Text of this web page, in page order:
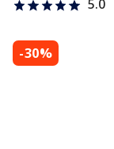
5.0
-30%